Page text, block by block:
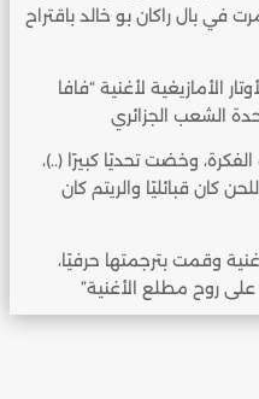
بال راكان بو خالد باقتراح
الأمازيغية لأغنية “فافا
وخضت تحديًا كبيرًا (..)،
كان قبائليًا والريتم كان
وقمت بترجمتها حرفيًا،
على روح مطلع الأغنية”